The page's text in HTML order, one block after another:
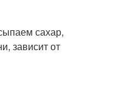
сахар,
зависит от